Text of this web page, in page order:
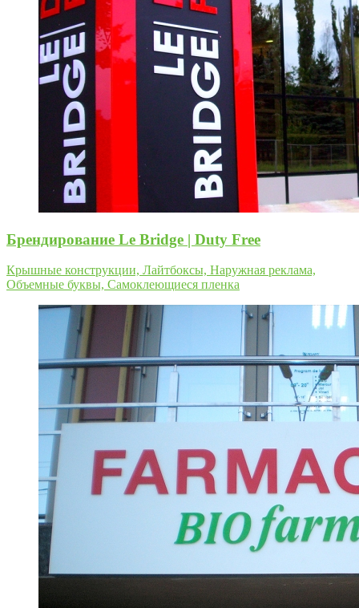
Брендирование Le Bridge | Duty Free
Крышные конструкции, Лайтбоксы, Наружная реклама,
Объемные буквы, Самоклеющиеся пленка